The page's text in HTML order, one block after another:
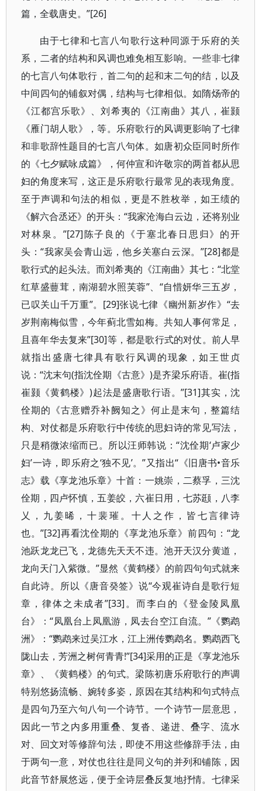
篇，全载唐史。”[26]
由于七律和七言八句歌行这种同源于乐府的关
系，二者的结构和风调也难免相互影响。一些非七律
的七言八句体歌行，首二句的起和末二句的结，以及
中间四句的铺叙对偶，结构与七律相似。如隋炀帝的
《江都宫乐歌》、刘希夷的《江南曲》其八，崔颢
《雁门胡人歌》，等。乐府歌行的风调更影响了七律
和非歌辞性题目的七言八句体。如唐初众臣同时所作
的《七夕赋咏成篇》，何仲宣和许敬宗的两首都从思
妇的角度来写，这正是乐府歌行最常见的表现角度。
至于声调和句法的相似，更是不胜枚举，如王绩的
《解六合丞还》的开头：“我家沧海白云边，还将别业
对林泉。”[27]陈子良的《于塞北春日思归》的开
头：“我家吴会青山远，他乡关塞白云深。”[28]都是
歌行式的起头法。而刘希夷的《江南曲》其七：“北堂
红草盛蘴茸，南湖碧水照芙蓉”、“自惜妍华三五岁，
已叹关山千万重”。[29]张说七律《幽州新岁作》“去
岁荆南梅似雪，今年蓟北雪如梅。共知人事何常足，
且喜年华去复来”[30]等，都是歌行式的对仗。前人早
就指出盛唐七律具有歌行风调的现象，如王世贞
说：“沈末句(指沈佺期《古意》)是齐梁乐府语。崔(指
崔颢《黄鹤楼》)起法是盛唐歌行语。”[31]其实，沈
佺期的《古意赠乔补阙知之》何止是末句，整篇结
构、对仗都是乐府歌行中传统的思妇诗的常见写法，
只是稍微浓缩而已。所以汪师韩说：“沈佺期‘卢家少
妇’一诗，即乐府之‘独不见’。”又指出“《旧唐书•音乐
志》载《享龙池乐章》十首：一姚崇，二蔡孚，三沈
佺期，四卢怀慎，五姜皎，六崔日用，七苏颋，八李
乂，九姜晞，十裴璀。十人之作，皆七言律诗
也。”[32]再看沈佺期的《享龙池乐章》前四句：“龙
池跃龙龙已飞，龙德先天天不违。池开天汉分黄道，
龙向天门入紫微。”显然《黄鹤楼》的前四句句式就来
自此诗。所以《唐音癸签》说“今观崔诗自是歌行短
章，律体之未成者”[33]。而李白的《登金陵凤凰
台》：“凤凰台上凤凰游，凤去台空江自流。”《鹦鹉
洲》：“鹦鹉来过吴江水，江上洲传鹦鹉名。鹦鹉西飞
陇山去，芳洲之树何青青!”[34]采用的正是《享龙池乐
章》、《黄鹤楼》的句式。梁陈初唐乐府歌行的声调
特别悠扬流畅、婉转多姿，原因在其结构和句式特点
是四句乃至六句八句一个诗节。一个诗节一层意思，
因此一节之内多用重叠、复沓、递进、叠字、流水
对、回文对等修辞句法，即使不用这些修辞手法，由
于两句一意，对仗也往往是同义句的并列和铺陈，因
此音节舒展悠远，便于全诗层叠反复地抒情。七律采